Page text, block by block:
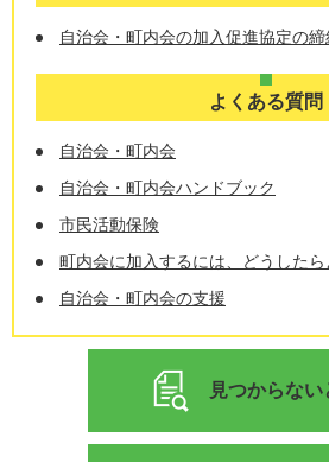
自治会・町内会の加入促進協定の締
よくある質問
自治会・町内会
自治会・町内会ハンドブック
市民活動保険
町内会に加入するには、どうしたら
自治会・町内会の支援
見つからない